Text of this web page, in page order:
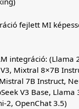
fejlett MI
integráció: (Llama
Mixtral 8×7B
7B Instruct,
V3 Base, Llama
2, OpenChat 3.5)